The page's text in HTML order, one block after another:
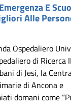
E
Alle
Ospedaliero
di Ricerca
di Jesi, la
di Ancona e
domani come